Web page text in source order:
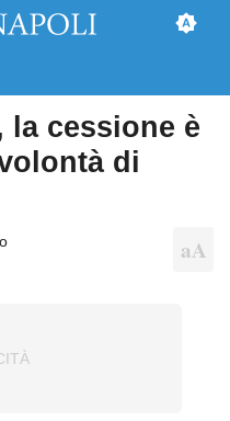
la cessione è
di